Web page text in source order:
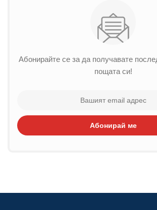
Абонирайте се за да получавате
пощата си!
Абонирай ме